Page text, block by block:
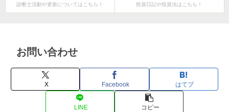
診断士活動や更新についてはこちら！ 投資日記や投資法はこちら！
お問い合わせ
X Facebook はてブ
LINE コピー